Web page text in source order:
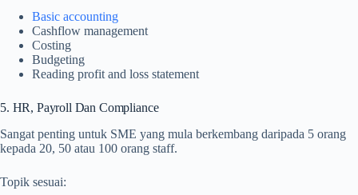
Basic accounting
Cashflow management
Costing
Budgeting
Reading profit and loss statement
5. HR, Payroll Dan Compliance
Sangat penting untuk SME yang mula berkembang daripada 5 orang
kepada 20, 50 atau 100 orang staff.
Topik sesuai: